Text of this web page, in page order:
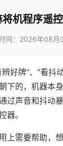
机程序遥
间：2026年08月
好牌"、"看抖
下的，机器本
过声音和抖动
器。
上需要帮助，